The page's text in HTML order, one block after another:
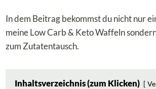
In dem Beitrag bekommst du nicht nur
meine Low Carb & Keto Waffeln
zum Zutatentausch.
Inhaltsverzeichnis (zum Klicken)